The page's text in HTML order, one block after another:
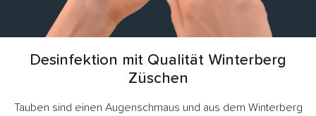
Desinfektion mit Qualität Winterberg
Züschen
Tauben sind einen Augenschmaus und aus dem Winterberg